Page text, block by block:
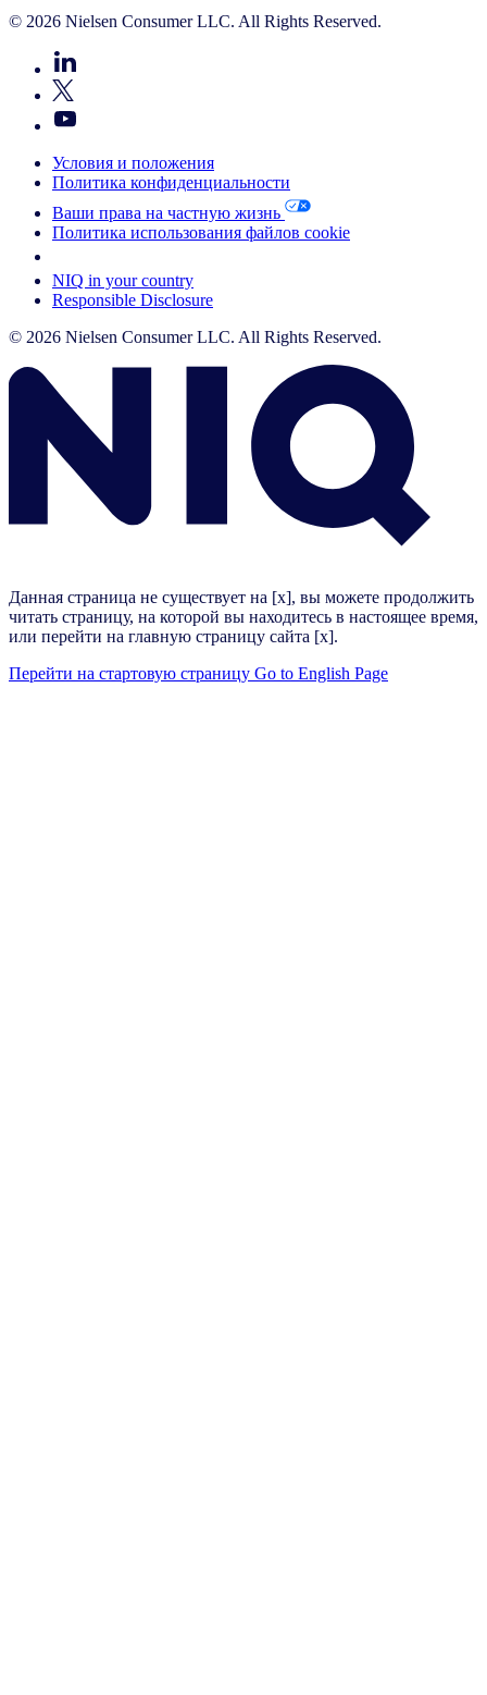
© 2026 Nielsen Consumer LLC. All Rights Reserved.
Условия и положения
Политика конфиденциальности
Ваши права на частную жизнь
Политика использования файлов cookie
NIQ in your country
Responsible Disclosure
© 2026 Nielsen Consumer LLC. All Rights Reserved.
Данная страница не существует на [x], вы можете продолжить
читать страницу, на которой вы находитесь в настоящее время,
или перейти на главную страницу сайта [x].
Перейти на стартовую страницу Go to English Page